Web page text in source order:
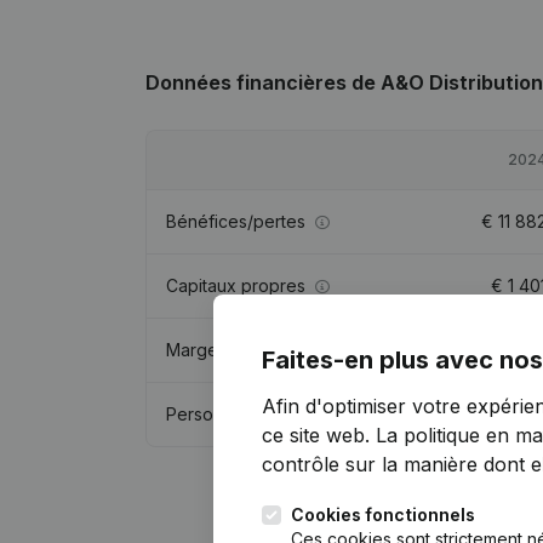
Données financières de A&O Distribution
Bénéfices/pertes € 11
Capitaux propres € 1
Marge brute
Personnel
Faites-en plus avec
Afin d'optimiser votre
ce site web. La politique en
contrôle sur la manière dont
Cookies fonctionnels
Ces cookies sont strictement